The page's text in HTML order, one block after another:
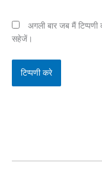
अगली बार जब मैं
सहेजें।